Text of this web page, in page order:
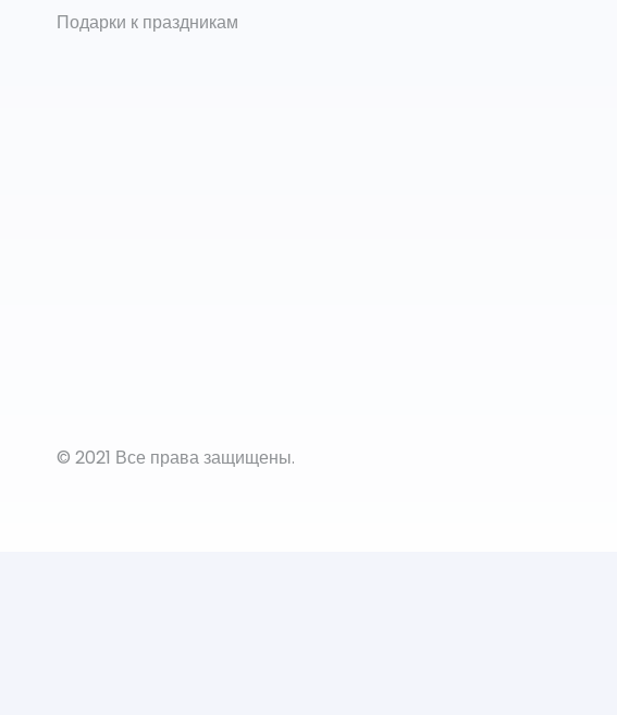
Подарки к праздникам
© 2021 Все права защищены.